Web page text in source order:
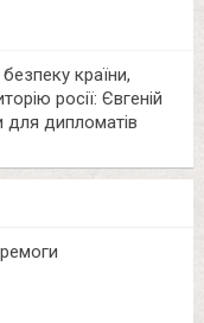
країни,
росії: Євгеній
для дипломатів